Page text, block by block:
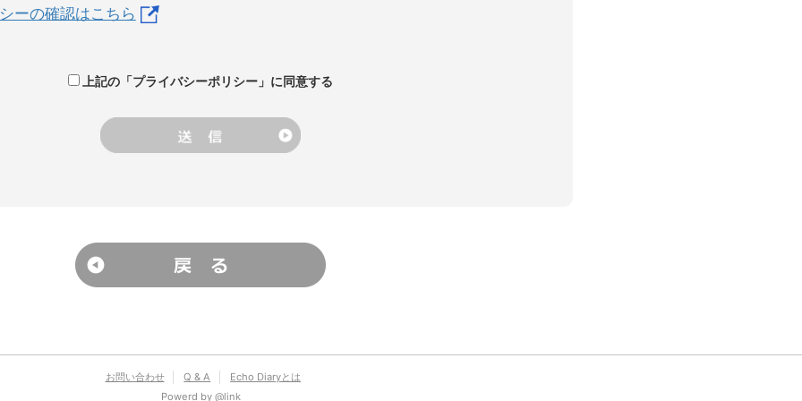
ーの確認はこちら
上記の「プライバシーポリシー」に同意する
お問い合わせ Q & A
Echo Diaryとは
Powerd by @link